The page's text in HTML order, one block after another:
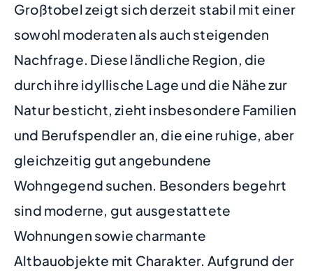
Großtobel zeigt sich derzeit stabil mit einer
sowohl moderaten als auch steigenden
Nachfrage. Diese ländliche Region, die
durch ihre idyllische Lage und die Nähe zur
Natur besticht, zieht insbesondere Familien
und Berufspendler an, die eine ruhige, aber
gleichzeitig gut angebundene
Wohngegend suchen. Besonders begehrt
sind moderne, gut ausgestattete
Wohnungen sowie charmante
Altbauobjekte mit Charakter. Aufgrund der